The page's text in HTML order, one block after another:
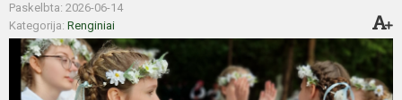
Paskelbta: 2026-06-14
Kategorija: Renginiai